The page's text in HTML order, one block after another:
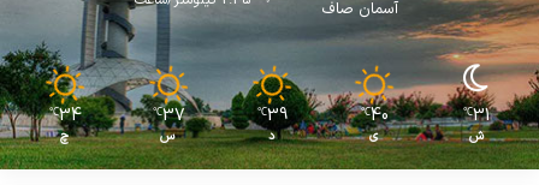
آسمان صاف
31
℃
ش
40
℃
ی
39
℃
د
37
℃
س
34
℃
چ